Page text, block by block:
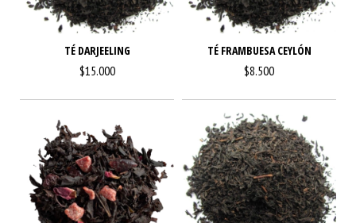
TÉ DARJEELING
$15.000
TÉ FRAMBUESA CEYLÓN
$8.500